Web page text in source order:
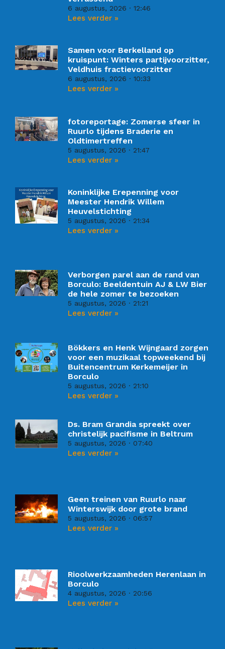
6 augustus, 2026 12:46
Lees verder »
Samen voor Berkelland op
kruispunt: Winters partijvoorzitter,
Veldhuis fractievoorzitter
6 augustus, 2026 10:33
Lees verder »
fotoreportage: Zomerse sfeer in
Ruurlo tijdens Braderie en
Oldtimertreffen
5 augustus, 2026 21:47
Lees verder »
Koninklijke Erepenning voor
Meester Hendrik Willem
Heuvelstichting
5 augustus, 2026 21:34
Lees verder »
Verborgen parel aan de rand van
Borculo: Beeldentuin AJ & LW Bier
de hele zomer te bezoeken
5 augustus, 2026 21:21
Lees verder »
Bökkers en Henk Wijngaard zorgen
voor een muzikaal topweekend bij
Buitencentrum Kerkemeijer in
Borculo
5 augustus, 2026 21:10
Lees verder »
Ds. Bram Grandia spreekt over
christelijk pacifisme in Beltrum
5 augustus, 2026 07:40
Lees verder »
Geen treinen van Ruurlo naar
Winterswijk door grote brand
5 augustus, 2026 06:57
Lees verder »
Rioolwerkzaamheden Herenlaan in
Borculo
4 augustus, 2026 20:56
Lees verder »